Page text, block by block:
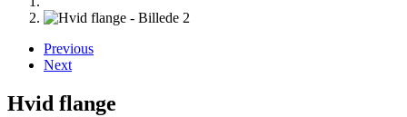
Previous
Next
Hvid flange